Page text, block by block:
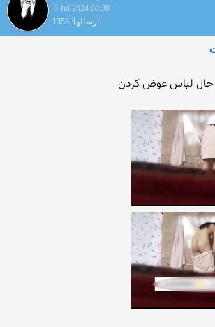
3 Jul 2024 08:30
ارسالها: 1353
لباس عوض کردن